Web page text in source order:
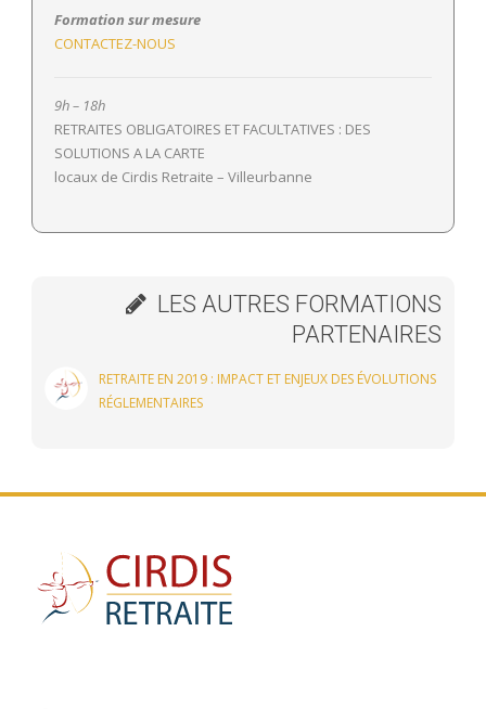
Formation sur mesure
CONTACTEZ-NOUS
9h – 18h
RETRAITES OBLIGATOIRES ET FACULTATIVES : DES
SOLUTIONS A LA CARTE
locaux de Cirdis Retraite – Villeurbanne
LES AUTRES FORMATIONS
PARTENAIRES
RETRAITE EN 2019 : IMPACT ET ENJEUX DES ÉVOLUTIONS
RÉGLEMENTAIRES